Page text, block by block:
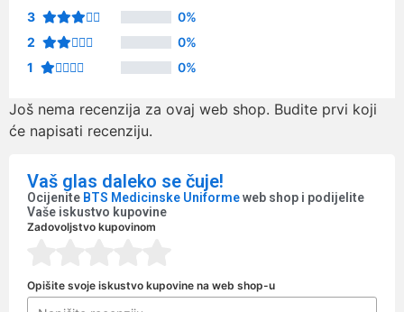
3
0%
2
0%
1
0%
Još nema recenzija za ovaj web shop. Budite prvi koji
će napisati recenziju.
Vaš glas daleko se čuje!
Ocijenite BTS Medicinske Uniformeweb shop i podijelite
Vaše iskustvo kupovine
Zadovoljstvo kupovinom
Opišite svoje iskustvo kupovine na web shop-u